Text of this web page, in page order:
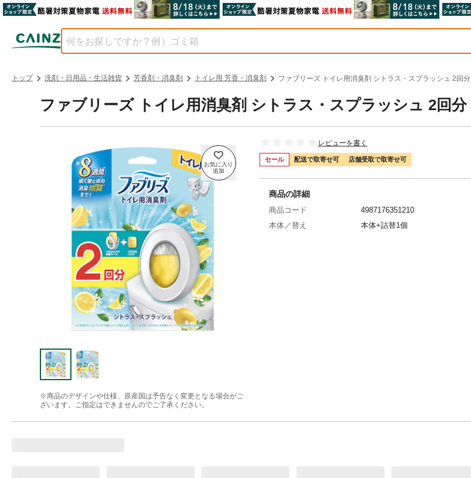
トップ 洗剤・日用品・生活雑貨 芳香剤・消臭剤 トイレ用 芳香・消臭剤 ファブリーズ トイレ用消臭剤 シトラス・スプラッシュ 2回分
ファブリーズ トイレ用消臭剤 シトラス・スプラッシュ 2回分
※商品のデザインや仕様、原産国は予告なく変更となる場合がご
ざいます。ご指定はできませんのでご了承ください。
レビューを書く
セール 配送で取寄せ可 店舗受取で取寄せ可
商品の詳細
商品コード
4987176351210
本体／替え
本体+詰替1個